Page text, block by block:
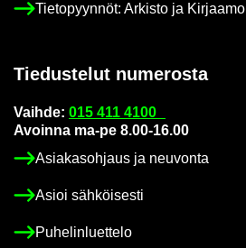
Tie­to­pyyn­nöt: Ar­kis­to ja Kir­jaa­mo
Tie­dus­te­lut nu­me­ros­ta
Vaih­de: 015 411 4100
Avoin­na ma-pe 8.00-16.00
Asia­kas­oh­jaus ja neu­von­ta
Asioi säh­köi­ses­ti
Pu­he­lin­luet­te­lo